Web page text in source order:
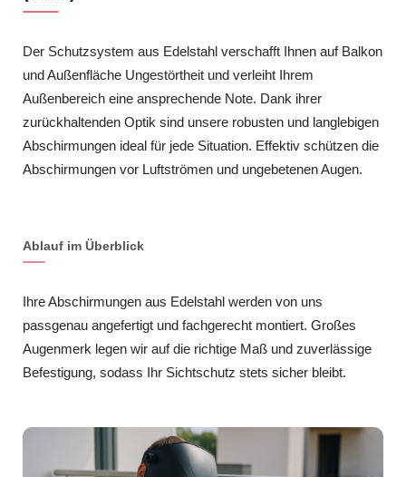
Der Schutzsystem aus Edelstahl verschafft Ihnen auf Balkon
und Außenfläche Ungestörtheit und verleiht Ihrem
Außenbereich eine ansprechende Note. Dank ihrer
zurückhaltenden Optik sind unsere robusten und langlebigen
Abschirmungen ideal für jede Situation. Effektiv schützen die
Abschirmungen vor Luftströmen und ungebetenen Augen.
Ablauf im Überblick
Ihre Abschirmungen aus Edelstahl werden von uns
passgenau angefertigt und fachgerecht montiert. Großes
Augenmerk legen wir auf die richtige Maß und zuverlässige
Befestigung, sodass Ihr Sichtschutz stets sicher bleibt.